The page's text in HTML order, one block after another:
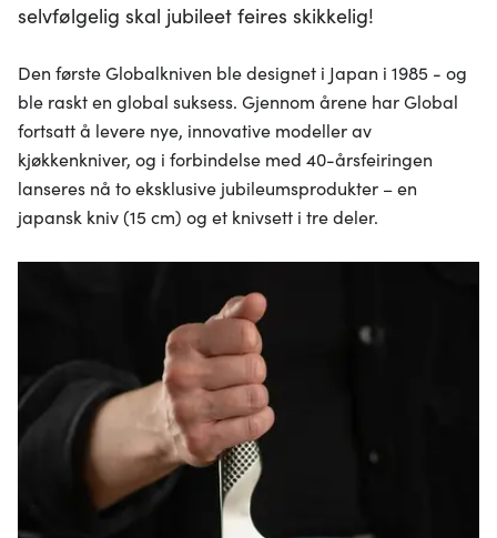
selvfølgelig skal jubileet feires skikkelig!
Den første Globalkniven ble designet i Japan i 1985 - og
ble raskt en global suksess. Gjennom årene har Global
fortsatt å levere nye, innovative modeller av
kjøkkenkniver, og i forbindelse med 40-årsfeiringen
lanseres nå to eksklusive jubileumsprodukter – en
japansk kniv (15 cm) og et knivsett i tre deler.